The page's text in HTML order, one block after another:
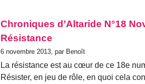
Chroniques d’Altaride N°18
Résistance
6 novembre 2013, par Benoît
La résistance est au cœur de ce 18e
Résister, en jeu de rôle, en quoi cela